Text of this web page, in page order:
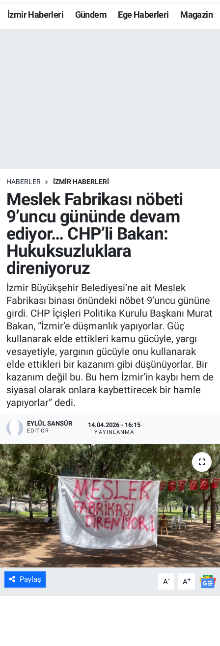
İzmir Haberleri Gündem Ege Haberleri Magazin
HABERLER İZMİR HABERLERİ
Meslek Fabrikası nöbeti
9’uncu gününde devam
ediyor… CHP’li Bakan:
Hukuksuzluklara
direniyoruz
İzmir Büyükşehir Belediyesi’ne ait Meslek
Fabrikası binası önündeki nöbet 9’uncu gününe
girdi. CHP İçişleri Politika Kurulu Başkanı Murat
Bakan, “İzmir’e düşmanlık yapıyorlar. Güç
kullanarak elde ettikleri kamu gücüyle, yargı
vesayetiyle, yargının gücüyle onu kullanarak
elde ettikleri bir kazanım gibi düşünüyorlar. Bir
kazanım değil bu. Bu hem İzmir’in kaybı hem de
siyasal olarak onlara kaybettirecek bir hamle
yapıyorlar” dedi.
EYLÜL SANSÜR
EDITÖR
14.04.2026 - 16:15
YAYINLANMA
Paylaş A- A+
Resmi İlanlar